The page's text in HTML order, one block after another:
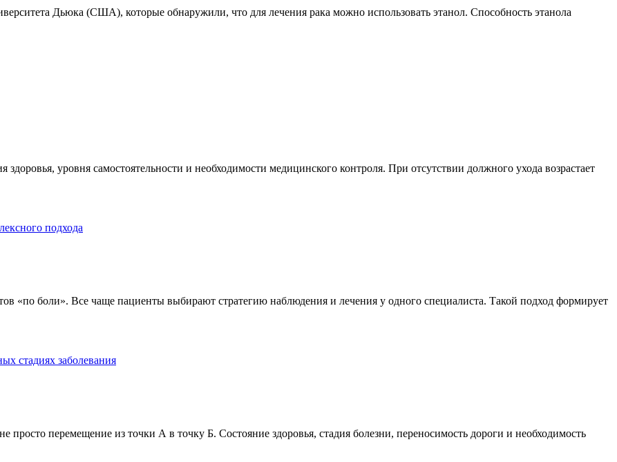
Дьюка (США), которые обнаружили, что для лечения рака можно использовать этанол. Способность этанола
уровня самостоятельности и необходимости медицинского контроля. При отсутствии должного ухода возрастает
подхода
«по боли». Все чаще пациенты выбирают стратегию наблюдения и лечения у одного специалиста. Такой подход формирует
стадиях заболевания
просто перемещение из точки А в точку Б. Состояние здоровья, стадия болезни, переносимость дороги и необходимость